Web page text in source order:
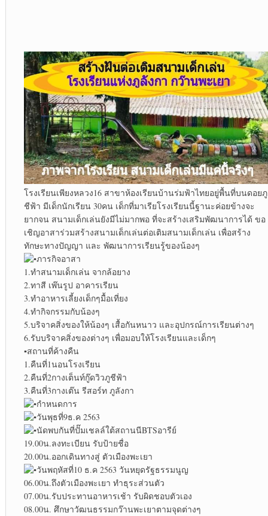
โรงเรียนเพียงหลวง16 สาขาห้องเรียนบ้านร่มฟ้าไทยอยู่พื้นที่บนดอยภู
ชีฟ้า มีเด็กนักเรียน 30คน เด็กที่มาเรียโรงเรียนนี้ฐานะค่อยข้างจะ
ยากจน สนามเด็กเล่นยังมีไม่มากพอ ที่จะสร้างเสริมพัฒนาการได้ ขอ
เชิญอาสาร่วมสร้างสนามเด็กเล่นต่อเติมสนามเด็กเล่น เพื่อสร้าง
ทักษะทางปัญญา และ พัฒนาการเรียนรู้ของน้องๆ
ภารกิจอาสา
1.ทำสนามเด็กเล่น จากล้อยาง
2.ทาสี เพ๊นรูป อาคารเรียน
3.ทำอาหารเลี้ยงเด็กๆมื้อเที่ยง
4.ทำกิจกรรมกับน้องๆ
5.บริจาคสิ่งของให้น้องๆ เสื้อกันหนาว และอุปกรณ์การเรียนต่างๆ
6.รับบริจาคสิ่งของต่างๆ เพื่อมอบให้โรงเรียนและเด็กๆ
▪︎สถานที่ค้างคืน
1.คืนที่1นอนโรงเรียน
2.คืนที่2กางเต็นท์กู๊ดวิวภูชีฟ้า
3.คืนที่3กางเต๊น รีสอร์ท ภูลังกา
กำหนดการ
วันพุธที่9ธ.ค 2563
นัดพบกันที่ปั๊มเชลล์ใต้สถานนีBTSอารีย์
19.00น.ลงทะเบียน รับป้ายชื่อ
20.00น.ออกเดินทางสู่ ตัวเมืองพะเยา
วันพฤหัสที่10 ธ.ค 2563 วันหยุดรัฐธรรมนูญ
06.00น.ถึงตัวเมืองพะเยา ทำธุระส่วนตัว
07.00น.รับประทานอาหารเช้า รับผิดชอบตัวเอง
08.00น. ศึกษาวัฒนธรรมกว๊านพะเยาตามจุดต่างๆ